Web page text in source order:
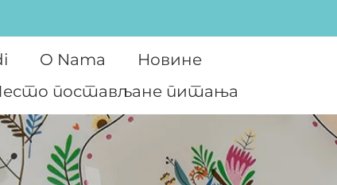
O Nama
Новине
постављане питања